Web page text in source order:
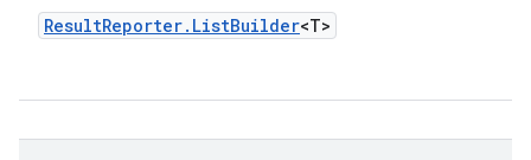
ResultReporter. ListBuilder<T>